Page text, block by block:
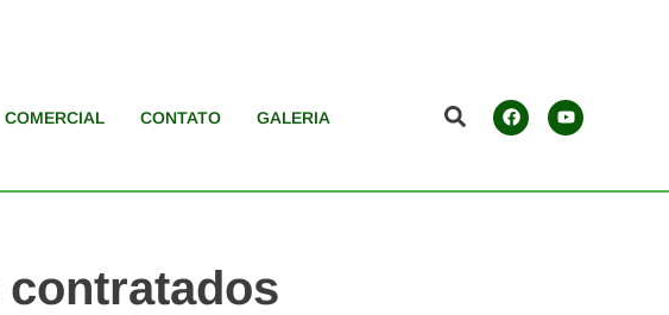
COMERCIAL CONTATO GALERIA